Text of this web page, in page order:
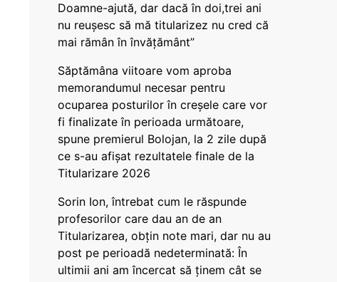
Doamne-ajută, dar dacă în doi,trei ani
nu reușesc să mă titularizez nu cred că
mai rămân în învățământ”
Săptămâna viitoare vom aproba
memorandumul necesar pentru
ocuparea posturilor în creșele care vor
fi finalizate în perioada următoare,
spune premierul Bolojan, la 2 zile după
ce s-au afișat rezultatele finale de la
Titularizare 2026
Sorin Ion, întrebat cum le răspunde
profesorilor care dau an de an
Titularizarea, obțin note mari, dar nu au
post pe perioadă nedeterminată: În
ultimii ani am încercat să ținem cât se